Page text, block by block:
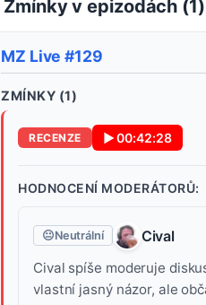
Zmínky v epizodách (1 )
MZ Live #129
ZMÍNKY (1)
RECENZE ▶00:42:28
HODNOCENÍ MODERÁTORŮ:
😐Neutrální Cival
Cival spíše moderuje
vlastní jasný názor, ale